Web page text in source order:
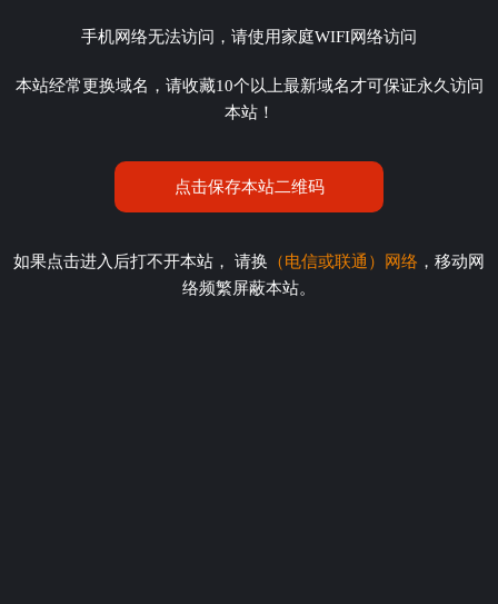
手机网络无法访问，请使用家庭WIFI网络访问
本站经常更换域名，请收藏10个以上最新域名才可保证永久访问
本站！
点击保存本站二维码
如果点击进入后打不开本站， 请换 （电信或联通）网络 ，移动网
络频繁屏蔽本站。